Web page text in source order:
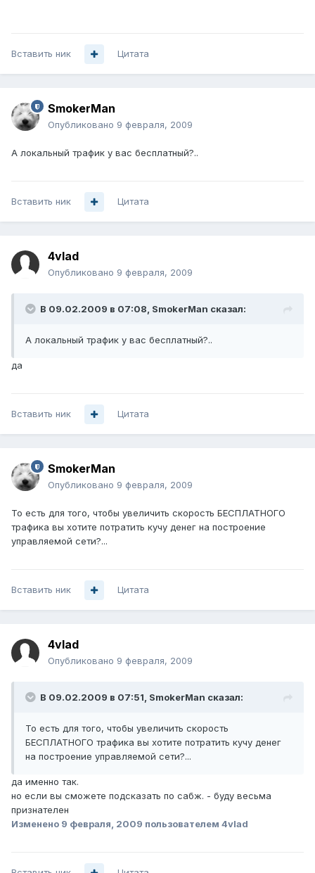
Вставить ник Цитата
SmokerMan
Опубликовано 9 февраля, 2009
А локальный трафик у вас бесплатный?..
Вставить ник Цитата
4vlad
Опубликовано 9 февраля, 2009
В 09.02.2009 в 07:08, SmokerMan сказал:
А локальный трафик у вас бесплатный?..
да
Вставить ник Цитата
SmokerMan
Опубликовано 9 февраля, 2009
То есть для того, чтобы увеличить скорость БЕСПЛАТНОГО
трафика вы хотите потратить кучу денег на построение
управляемой сети?...
Вставить ник Цитата
4vlad
Опубликовано 9 февраля, 2009
В 09.02.2009 в 07:51, SmokerMan сказал:
То есть для того, чтобы увеличить скорость
БЕСПЛАТНОГО трафика вы хотите потратить кучу денег
на построение управляемой сети?...
да именно так.
но если вы сможете подсказать по сабж. - буду весьма
признателен
Изменено 9 февраля, 2009 пользователем 4vlad